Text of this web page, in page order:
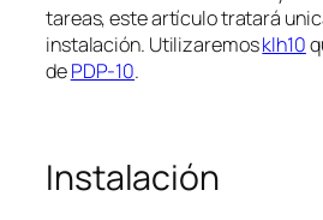
tareas, este artículo tratará
instalación. Utilizaremosklh10
dePDP-10.
Instalación